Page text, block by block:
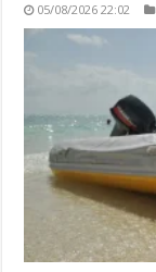
05/08/2026 22:02